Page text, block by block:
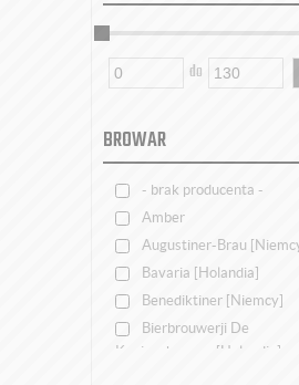
do
BROWAR
- brak producenta -
Amber
Augustiner-Brau
Bavaria [Holandia]
Benediktiner [Niemcy]
Bierbrouwerji De
Koningshoeven [Holandia]